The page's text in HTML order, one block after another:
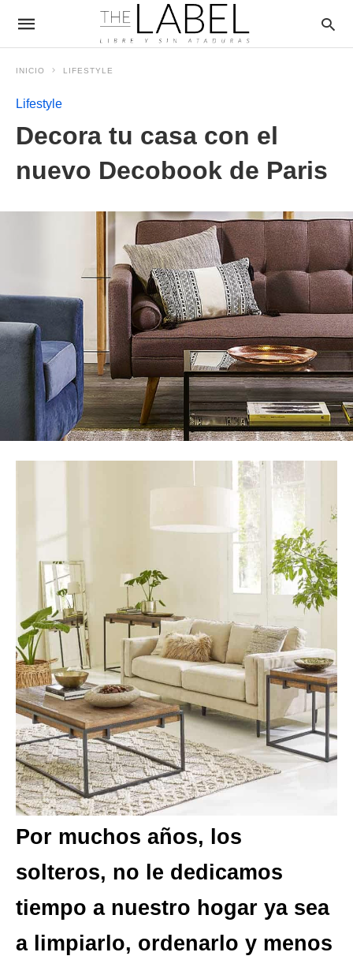
INICIO LIFESTYLE
Lifestyle
Decora tu casa con el
nuevo Decobook de Paris
Por muchos años, los
solteros, no le dedicamos
tiempo a nuestro hogar ya sea
a limpiarlo, ordenarlo y menos